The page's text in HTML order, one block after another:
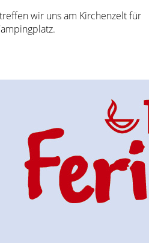
wir uns am Kirchenzelt für